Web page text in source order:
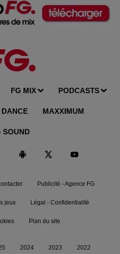
FG MIX PODCASTS
DANCE MAXXIMUM
SOUND
Publicité - Agence FG
jeux Légal - Confidentialité
Plan du site
2024 2023 2022